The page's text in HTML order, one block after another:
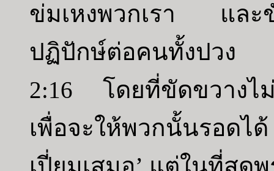
ข่มเหงพวกเรา และ
ปฏิปักษ์ต่อคนทั้งปวง
2:16 โดยที่ขัดขวางไม่
เพื่อจะให้พวกนั้นรอดไ